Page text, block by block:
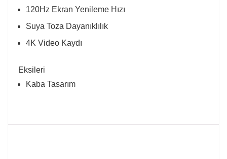
120Hz Ekran Yenileme Hızı
Suya Toza Dayanıklılık
4K Video Kaydı
Eksileri
Kaba Tasarım